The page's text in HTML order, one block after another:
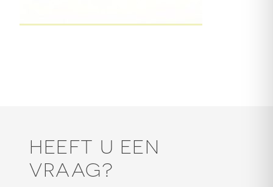
HEEFT U EEN
VRAAG?